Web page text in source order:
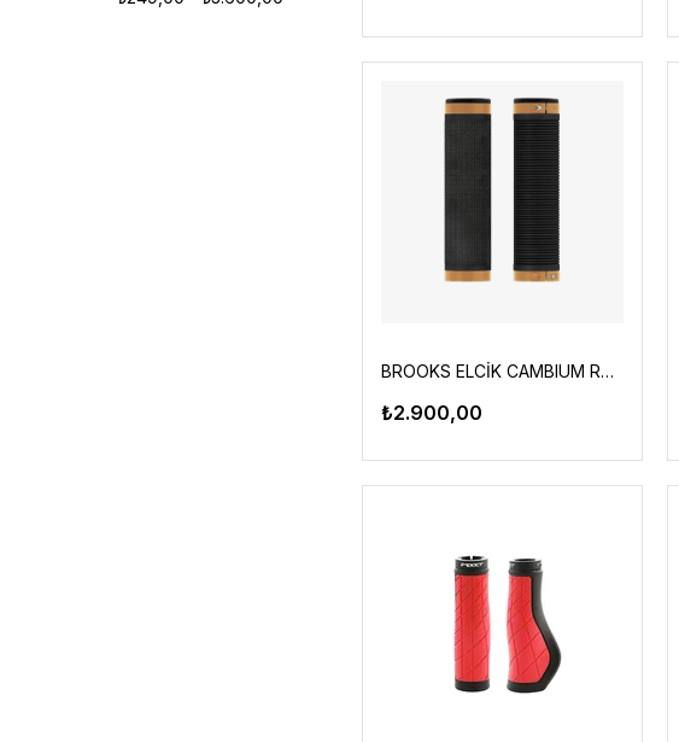
BROOKS ELCİK CAMBIUM RUBBER 100/100 SİYAH BAKIR
₺2.900,00